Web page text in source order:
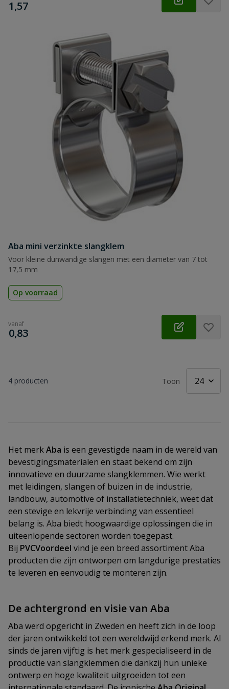
€
1,57
Aba mini verzinkte slangklem
Voor kleine dunwandige slangen met een diameter van 7 tot
17,5 mm
Op voorraad
vanaf
€
0,83
4 producten Toon
Het merkAba is een gevestigde naam in de wereld van
bevestigingsmaterialen en staat bekend om zijn
innovatieve en duurzame slangklemmen. Wie werkt
met leidingen, slangen of buizen in de industrie,
landbouw, automotive of installatietechniek, weet dat
een stevige en lekvrije verbinding van essentieel
belang is. Aba biedt hoogwaardige oplossingen die in
uiteenlopende sectoren worden toegepast.
Bij PVCVoordeel vind je een breed assortiment Aba
producten die zijn ontworpen om langdurige prestaties
te leveren en eenvoudig te monteren zijn.
De achtergrond en visie van Aba
Aba werd opgericht in Zweden en heeft zich in de loop
der jaren ontwikkeld tot een wereldwijd erkend merk. Al
sinds de jaren vijftig is het merk gespecialiseerd in de
productie van slangklemmen die dankzij hun unieke
ontwerp en hoge kwaliteit uitgroeiden tot een